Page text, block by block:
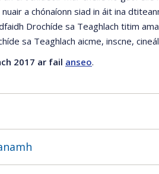
a chónaíonn siad in áit ina
Drochíde sa Teaghlach titim
sa Teaghlach aicme, inscne,
2017 ar fail anseo.